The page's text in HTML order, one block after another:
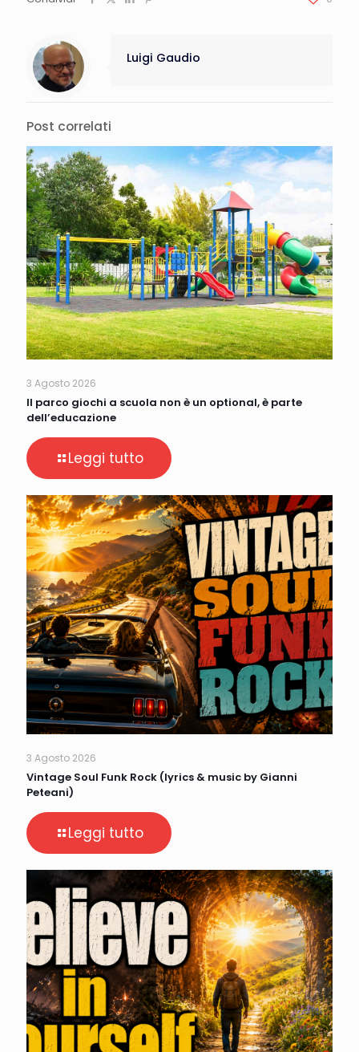
Luigi Gaudio
Post correlati
3 Agosto 2026
Il parco giochi a scuola non è un optional, è parte
dell’educazione
Leggi tutto
3 Agosto 2026
Vintage Soul Funk Rock (lyrics & music by Gianni
Peteani)
Leggi tutto